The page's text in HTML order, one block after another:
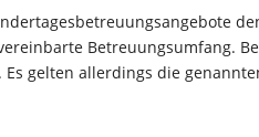
Betreuungsumfang.
gelten allerdings die